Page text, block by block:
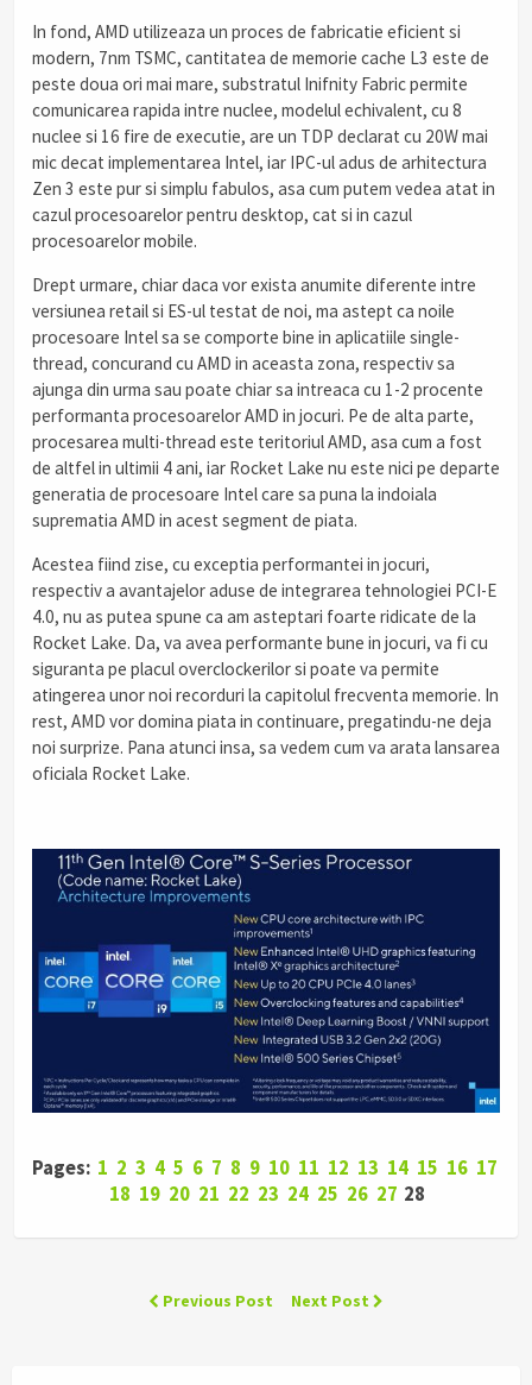
In fond, AMD utilizeaza un proces de fabricatie eficient si
modern, 7nm TSMC, cantitatea de memorie cache L3 este de
peste doua ori mai mare, substratul Inifnity Fabric permite
comunicarea rapida intre nuclee, modelul echivalent, cu 8
nuclee si 16 fire de executie, are un TDP declarat cu 20W mai
mic decat implementarea Intel, iar IPC-ul adus de arhitectura
Zen 3 este pur si simplu fabulos, asa cum putem vedea atat in
cazul procesoarelor pentru desktop, cat si in cazul
procesoarelor mobile.
Drept urmare, chiar daca vor exista anumite diferente intre
versiunea retail si ES-ul testat de noi, ma astept ca noile
procesoare Intel sa se comporte bine in aplicatiile single-
thread, concurand cu AMD in aceasta zona, respectiv sa
ajunga din urma sau poate chiar sa intreaca cu 1-2 procente
performanta procesoarelor AMD in jocuri. Pe de alta parte,
procesarea multi-thread este teritoriul AMD, asa cum a fost
de altfel in ultimii 4 ani, iar Rocket Lake nu este nici pe departe
generatia de procesoare Intel care sa puna la indoiala
suprematia AMD in acest segment de piata.
Acestea fiind zise, cu exceptia performantei in jocuri,
respectiv a avantajelor aduse de integrarea tehnologiei PCI-E
4.0, nu as putea spune ca am asteptari foarte ridicate de la
Rocket Lake. Da, va avea performante bune in jocuri, va fi cu
siguranta pe placul overclockerilor si poate va permite
atingerea unor noi recorduri la capitolul frecventa memorie. In
rest, AMD vor domina piata in continuare, pregatindu-ne deja
noi surprize. Pana atunci insa, sa vedem cum va arata lansarea
oficiala Rocket Lake.
Pages: 1 2 3 4 5 6 7 8 9 10 11 12 13 14 15 16 17
18 19 20 21 22 23 24 25 26 27 28
Previous Post Next Post